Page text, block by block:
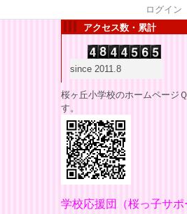
ログイン
アクセス数・累計
since 2011.8
桜ヶ丘小学校のホームページ
す。
学校応援団
（桜っ子サ